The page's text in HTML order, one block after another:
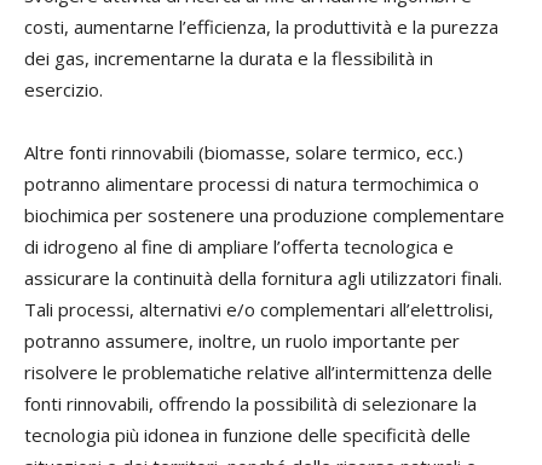
costi, aumentarne l’efficienza, la produttività e la purezza
dei gas, incrementarne la durata e la flessibilità in
esercizio.
Altre fonti rinnovabili (biomasse, solare termico, ecc.)
potranno alimentare processi di natura termochimica o
biochimica per sostenere una produzione complementare
di idrogeno al fine di ampliare l’offerta tecnologica e
assicurare la continuità della fornitura agli utilizzatori finali.
Tali processi, alternativi e/o complementari all’elettrolisi,
potranno assumere, inoltre, un ruolo importante per
risolvere le problematiche relative all’intermittenza delle
fonti rinnovabili, offrendo la possibilità di selezionare la
tecnologia più idonea in funzione delle specificità delle